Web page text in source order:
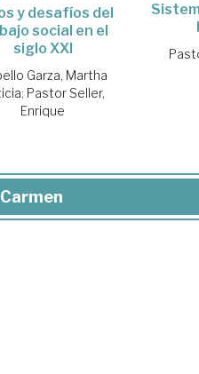
y desafíos del
social en el
siglo XXI
Garza, Martha
; Pastor Seller,
Enrique